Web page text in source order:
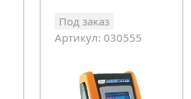
Под заказ
Артикул: 030555